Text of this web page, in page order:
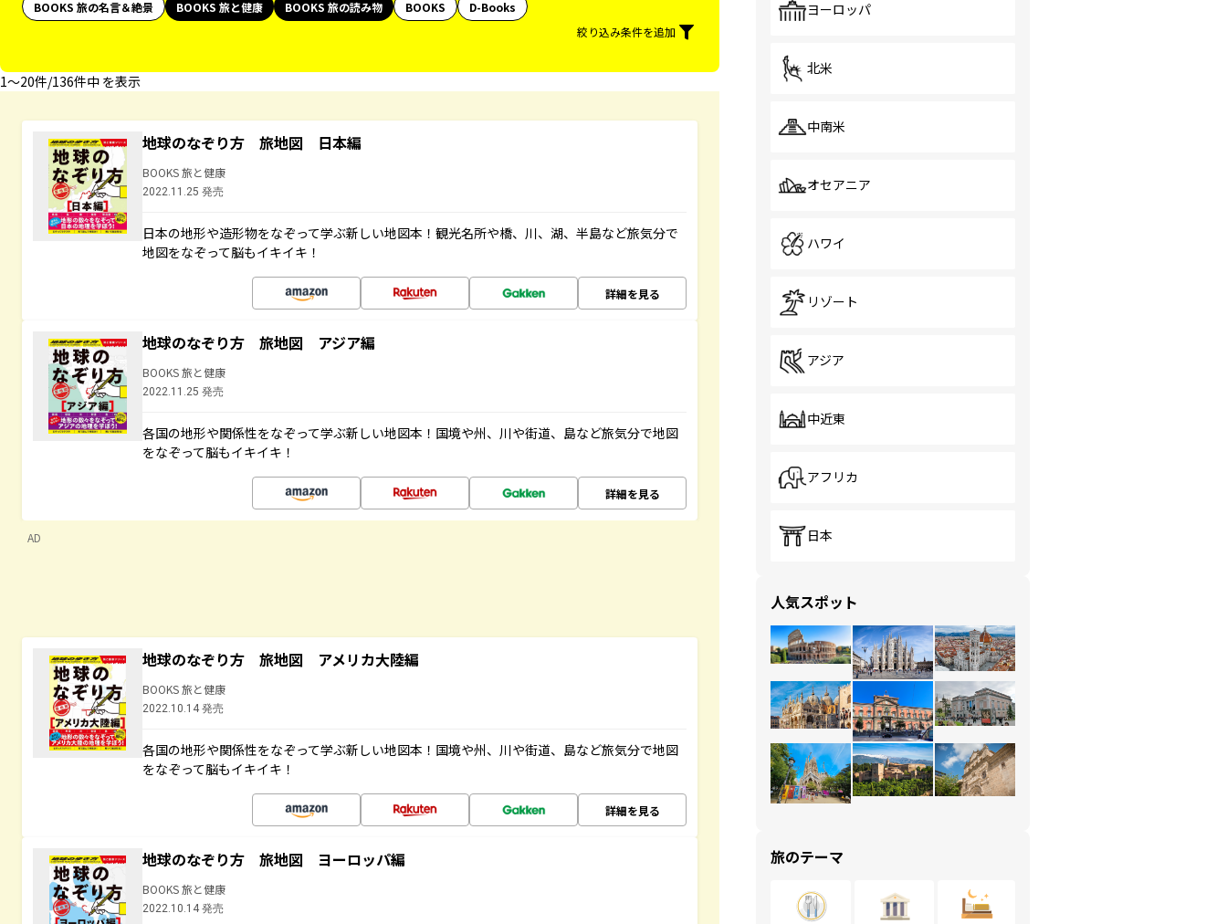
BOOKS 旅の名言＆絶景
BOOKS 旅と健康 BOOKS 旅の読み物 BOOKS
D-Books
絞り込み条件を追加
1〜20件/136件中 を表示
地球のなぞり方 旅地図 日本編
BOOKS 旅と健康
2022.11.25 発売
日本の地形や造形物をなぞって学ぶ新しい地図本！観光名所や橋、川、湖、半島など旅気分で
地図をなぞって脳もイキイキ！
詳細を見る
地球のなぞり方 旅地図 アジア編
BOOKS 旅と健康
2022.11.25 発売
各国の地形や関係性をなぞって学ぶ新しい地図本！国境や州、川や街道、島など旅気分で地図
をなぞって脳もイキイキ！
詳細を見る
AD
地球のなぞり方 旅地図 アメリカ大陸編
BOOKS 旅と健康
2022.10.14 発売
各国の地形や関係性をなぞって学ぶ新しい地図本！国境や州、川や街道、島など旅気分で地図
をなぞって脳もイキイキ！
詳細を見る
地球のなぞり方 旅地図 ヨーロッパ編
BOOKS 旅と健康
2022.10.14 発売
ヨーロッパ
北米
中南米
オセアニア
ハワイ
リゾート
アジア
中近東
アフリカ
日本
人気スポット
旅のテーマ